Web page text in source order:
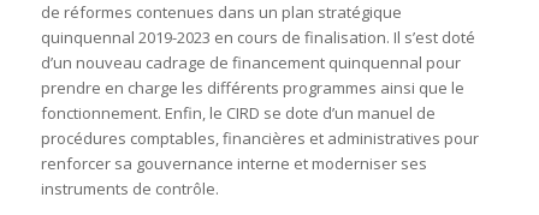
de réformes contenues dans un plan stratégique
quinquennal 2019-2023 en cours de finalisation. Il s’est doté
d’un nouveau cadrage de financement quinquennal pour
prendre en charge les différents programmes ainsi que le
fonctionnement. Enfin, le CIRD se dote d’un manuel de
procédures comptables, financières et administratives pour
renforcer sa gouvernance interne et moderniser ses
instruments de contrôle.